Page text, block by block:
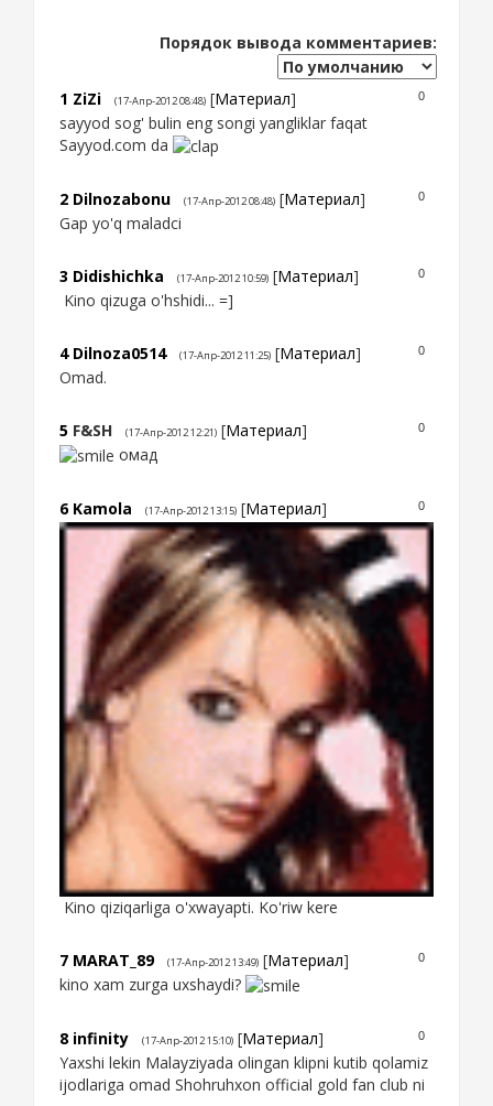
Порядок вывода комментариев:
0
1 ZiZi (17-Апр-2012 08:48) [Материал]
sayyod sog' bulin eng songi yangliklar faqat
Sayyod.com da
0
2 Dilnozabonu (17-Апр-2012 08:48) [Материал]
Gap yo'q maladci
0
3 Didishichka (17-Апр-2012 10:59) [Материал]
Kino qizuga o'hshidi... =]
0
4 Dilnoza0514 (17-Апр-2012 11:25) [Материал]
Omad.
0
5 F&SH (17-Апр-2012 12:21) [Материал]
омад
0
6 Kamola (17-Апр-2012 13:15) [Материал]
Kino qiziqarliga o'xwayapti. Ko'riw kere
0
7 MARAT_89 (17-Апр-2012 13:49) [Материал]
kino xam zurga uxshaydi?
0
8 infinity (17-Апр-2012 15:10) [Материал]
Yaxshi lekin Malayziyada olingan klipni kutib qolamiz
ijodlariga omad Shohruhxon official gold fan club ni